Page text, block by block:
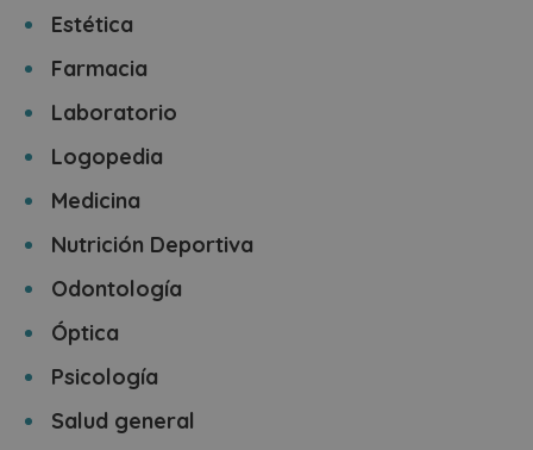
Estética
Farmacia
Laboratorio
Logopedia
Medicina
Nutrición Deportiva
Odontología
Óptica
Psicología
Salud general